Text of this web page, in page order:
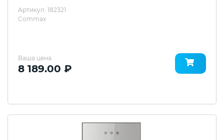
Артикул: 182321
Commax
Ваша цена
8 189.00 ₽